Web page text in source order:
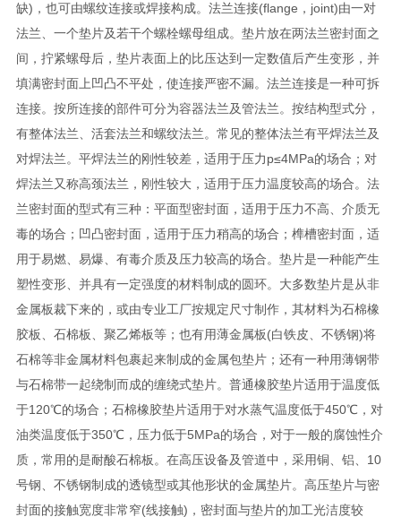
缺)，也可由螺纹连接或焊接构成。法兰连接(flange，joint)由一对
法兰、一个垫片及若干个螺栓螺母组成。垫片放在两法兰密封面之
间，拧紧螺母后，垫片表面上的比压达到一定数值后产生变形，并
填满密封面上凹凸不平处，使连接严密不漏。法兰连接是一种可拆
连接。按所连接的部件可分为容器法兰及管法兰。按结构型式分，
有整体法兰、活套法兰和螺纹法兰。常见的整体法兰有平焊法兰及
对焊法兰。平焊法兰的刚性较差，适用于压力p≤4MPa的场合；对
焊法兰又称高颈法兰，刚性较大，适用于压力温度较高的场合。法
兰密封面的型式有三种：平面型密封面，适用于压力不高、介质无
毒的场合；凹凸密封面，适用于压力稍高的场合；榫槽密封面，适
用于易燃、易爆、有毒介质及压力较高的场合。垫片是一种能产生
塑性变形、并具有一定强度的材料制成的圆环。大多数垫片是从非
金属板裁下来的，或由专业工厂按规定尺寸制作，其材料为石棉橡
胶板、石棉板、聚乙烯板等；也有用薄金属板(白铁皮、不锈钢)将
石棉等非金属材料包裹起来制成的金属包垫片；还有一种用薄钢带
与石棉带一起绕制而成的缠绕式垫片。普通橡胶垫片适用于温度低
于120℃的场合；石棉橡胶垫片适用于对水蒸气温度低于450℃，对
油类温度低于350℃，压力低于5MPa的场合，对于一般的腐蚀性介
质，常用的是耐酸石棉板。在高压设备及管道中，采用铜、铝、10
号钢、不锈钢制成的透镜型或其他形状的金属垫片。高压垫片与密
封面的接触宽度非常窄(线接触)，密封面与垫片的加工光洁度较